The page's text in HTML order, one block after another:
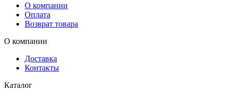
О компании
Оплата
Возврат товара
О компании
Доставка
Контакты
Каталог